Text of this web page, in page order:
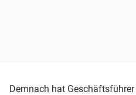
Demnach hat Geschäftsführer